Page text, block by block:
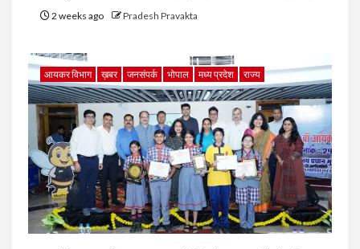
2 weeks ago Pradesh Pravakta
आयकर विभाग ख़बर जनसंपर्क भोपाल मध्य प्रदेश राज्य